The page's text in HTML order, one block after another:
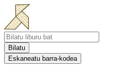
Bilatu
Eskaneatu barra-kodea